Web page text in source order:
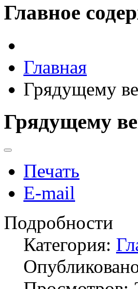
Главное
Главная
Грядущему
Грядущему
Печать
E-mail
Подробности
Категория: